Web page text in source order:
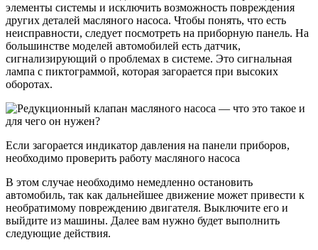
элементы системы и исключить возможность повреждения
других деталей масляного насоса. Чтобы понять, что есть
неисправности, следует посмотреть на приборную панель. На
большинстве моделей автомобилей есть датчик,
сигнализирующий о проблемах в системе. Это сигнальная
лампа с пиктограммой, которая загорается при высоких
оборотах.
Если загорается индикатор давления на панели приборов,
необходимо проверить работу масляного насоса
В этом случае необходимо немедленно остановить
автомобиль, так как дальнейшее движение может привести к
необратимому повреждению двигателя. Выключите его и
выйдите из машины. Далее вам нужно будет выполнить
следующие действия.